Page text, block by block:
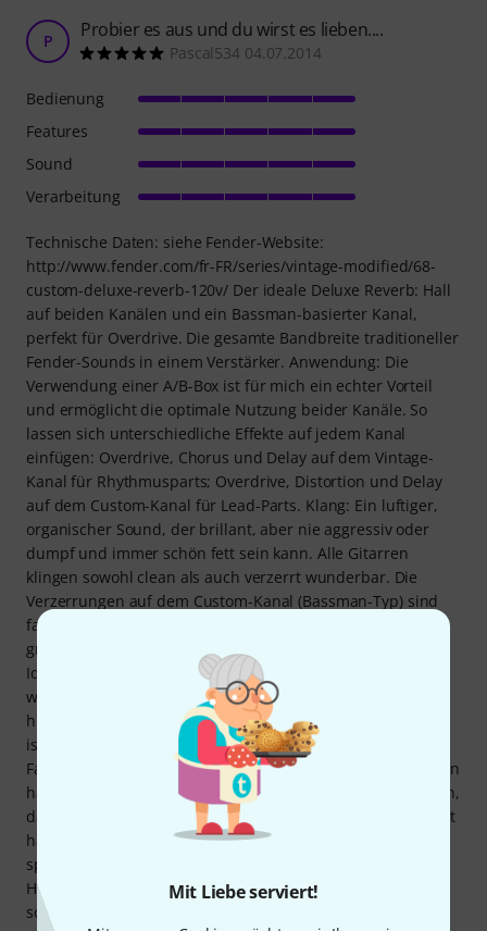
Mit Liebe serviert!
P Probier es aus und du wirst es lieben....
Pascal534 04.07.2014
Technische Daten: siehe Fender-Website:
http://www.fender.com/fr-FR/series/vintage-modified/68-
custom-deluxe-reverb-120v/ Der ideale Deluxe Reverb: Hall
auf beiden Kanälen und ein Bassman-basierter Kanal,
perfekt für Overdrive. Die gesamte Bandbreite traditioneller
Fender-Sounds in einem Verstärker. Anwendung: Die
Verwendung einer A/B-Box ist für mich ein echter Vorteil
und ermöglicht die optimale Nutzung beider Kanäle. So
lassen sich unterschiedliche Effekte auf jedem Kanal
einfügen: Overdrive, Chorus und Delay auf dem Vintage-
Kanal für Rhythmusparts; Overdrive, Distortion und Delay
auf dem Custom-Kanal für Lead-Parts. Klang: Ein luftiger,
organischer Sound, der brillant, aber nie aggressiv oder
dumpf und immer schön fett sein kann. Alle Gitarren
klingen sowohl clean als auch verzerrt wunderbar. Die
Verzerrungen auf dem Custom-Kanal (Bassman-Typ) sind
fantastisch; endlich ein Fender, der mit Verzerrung
großartig klingt. Der Hall ist grandios; typisch Fender.
Idealerweise wären separate Kanalregler für den
wunderbaren Hall natürlich perfekt gewesen. Das Vibrato
hingegen ist leider viel zu laut, was wirklich enttäuschend
ist. Ein Verstärkerprofi könnte das sicher verbessern. Mein
Fazit: Nach jahrelangem Testen und Kaufen von Verstärkern
hatte ich noch nie einen Cent für einen Fender ausgegeben,
da mich die Geräte bei meinen Tests nie wirklich überzeugt
hatten. Angesichts der vielen Künstler, die ältere Fenders
spielen, dachte ich schon, ich hätte ein ernsthaftes
Hörproblem oder die Mitarbeiter bei Fender wären
schwerhörig geworden. Ich bin erleichtert: Es gibt
Bedienung
Features
Sound
Verarbeitung